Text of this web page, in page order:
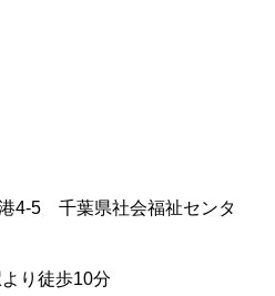
4-5 千葉県社会福祉センタ
り徒歩10分